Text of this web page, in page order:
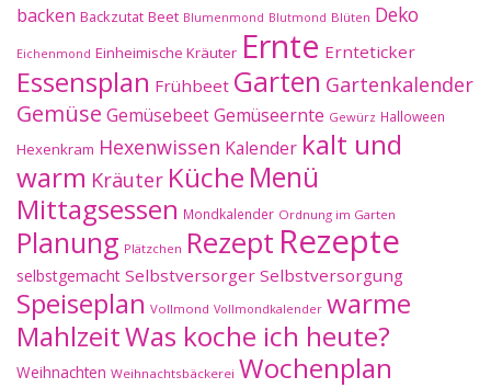
backen Backzutat Beet Blumenmond Blutmond Blüten Deko
Eichenmond Einheimische Kräuter Ernte Ernteticker
Essensplan Frühbeet Garten Gartenkalender
Gemüse GemüsebeetGemüseernte Gewürz Halloween
Hexenkram Hexenwissen Kalender kalt und
warm Kräuter Küche Menü
Mittagsessen Mondkalender Ordnung im Garten
Planung Plätzchen Rezept Rezepte
selbstgemacht Selbstversorger Selbstversorgung
Speiseplan Vollmond Vollmondkalender warme
MahlzeitWas koche ich heute?
Weihnachten Weihnachtsbäckerei Wochenplan